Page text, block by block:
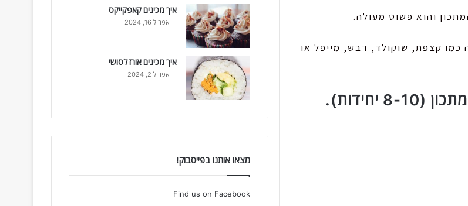
והוא פשוט מעולה.
כמו קצפת, שוקולד, דבש, מייפל או
יחידות).
איך מכינים קאפקייקס
אפריל 16, 2024
איך מכינים אורז לסושי
אפריל 2, 2024
מצאו אותנו בפייסבוק!
Find us on Facebook